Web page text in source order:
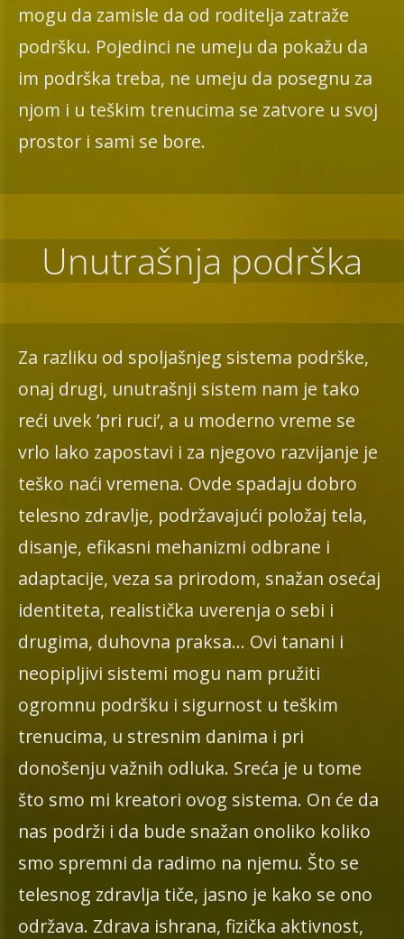
mogu da zamisle da od roditelja zatraže
podršku. Pojedinci ne umeju da pokažu da
im podrška treba, ne umeju da posegnu za
njom i u teškim trenucima se zatvore u svoj
prostor i sami se bore.
Unutrašnja podrška
Za razliku od spoljašnjeg sistema podrške,
onaj drugi, unutrašnji sistem nam je tako
reći uvek ’pri ruci’, a u moderno vreme se
vrlo lako zapostavi i za njegovo razvijanje je
teško naći vremena. Ovde spadaju dobro
telesno zdravlje, podržavajući položaj tela,
disanje, efikasni mehanizmi odbrane i
adaptacije, veza sa prirodom, snažan osećaj
identiteta, realistička uverenja o sebi i
drugima, duhovna praksa… Ovi tanani i
neopipljivi sistemi mogu nam pružiti
ogromnu podršku i sigurnost u teškim
trenucima, u stresnim danima i pri
donošenju važnih odluka. Sreća je u tome
što smo mi kreatori ovog sistema. On će da
nas podrži i da bude snažan onoliko koliko
smo spremni da radimo na njemu. Što se
telesnog zdravlja tiče, jasno je kako se ono
održava. Zdrava ishrana, fizička aktivnost,